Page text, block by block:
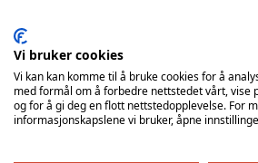
Spillerstall
Administrasjon
Styret
Vi bruker cookies
Vi kan kan komme til å bruke cookies for å
med formål om å forbedre nettstedet vårt, vise
og for å gi deg en flott nettstedopplevelse. For
informasjonskapslene vi bruker, åpne